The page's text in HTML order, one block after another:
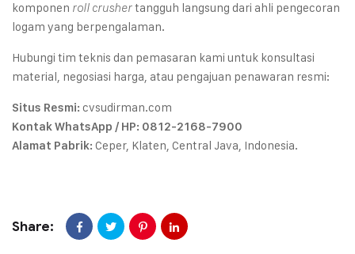
komponen roll crushertangguh langsung dari ahli pengecoran
logam yang berpengalaman.
Hubungi tim teknis dan pemasaran kami untuk konsultasi
material, negosiasi harga, atau pengajuan penawaran resmi:
Situs Resmi: cvsudirman.com
Kontak WhatsApp / HP: 0812-2168-7900
Alamat Pabrik: Ceper, Klaten, Central Java, Indonesia.
Share: